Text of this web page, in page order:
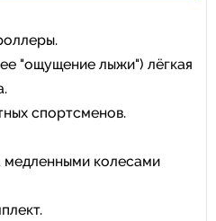
"ощущение лыжи") лёгкая
спортсменов.
медленными колесами